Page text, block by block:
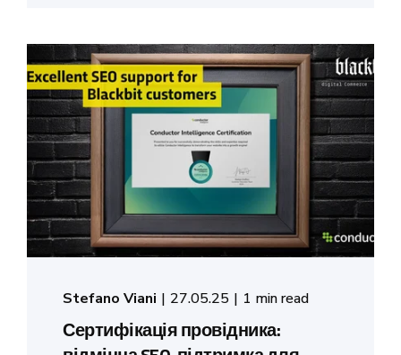
Stefano Viani 27.05.25 1 min read
Сертифікація провідника: